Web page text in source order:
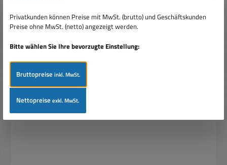
Labornetzgerät 2x0-32V 3A 3Quellen programmierbar
5-Speicher LAN und USB Port
Privatkunden können Preise mit MwSt. (brutto) und Geschäftskunden
Preise ohne MwSt. (netto) angezeigt werden.
Bitte wählen Sie Ihre bevorzugte Einstellung:
Bruttopreiseinkl. MwSt.
Nettopreiseexkl. MwSt.